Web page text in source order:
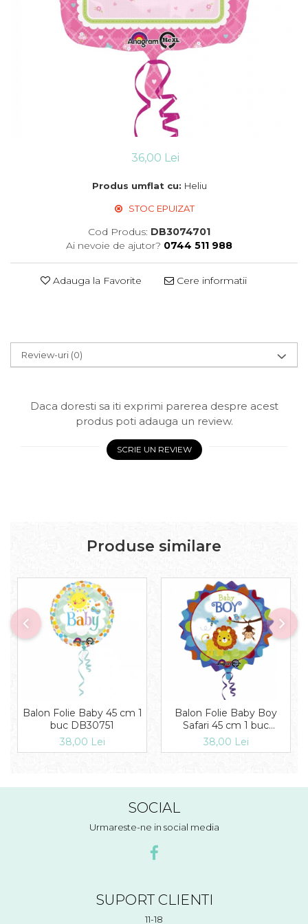
Farfurii,pahare & servetele
Ornamente sala
Baloane Ocazii Speciale36,00 Lei
Produs umflat cu: Heliu
STOC EPUIZAT
Cod Produs: DB3074701
Ai nevoie de ajutor? 0744 511 988
Adauga la Favorite Cere informatii
Review-uri (0)
Daca doresti sa iti exprimi parerea despre acest
produs poti adauga un review.
SCRIE UN REVIEW
Produse similare
Balon Folie Baby 45 cm 1
buc DB30751
38,00 Lei
Balon Folie Baby Boy
Safari 45 cm 1 buc
DB2684501
38,00 Lei
SOCIAL
Urmareste-ne in social media
SUPORT CLIENTI
11-18